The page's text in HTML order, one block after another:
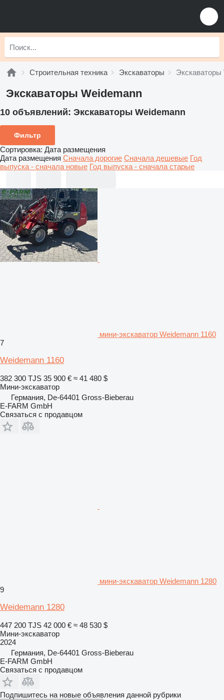
Строительная техника Экскаваторы Экскаваторы
Экскаваторы Weidemann
10 объявлений: Экскаваторы Weidemann
Фильтр
Сортировка: Дата размещения
Дата размещения Сначала дорогие Сначала дешевые Год
выпуска - сначала новые Год выпуска - сначала старые
мини-экскаватор Weidemann 1160
7
Weidemann 1160
382 300 TJS 35 900 € ≈ 41 480 $
Мини-экскаватор
Германия, De-64401 Gross-Bieberau
E-FARM GmbH
Связаться с продавцом
мини-экскаватор Weidemann 1280
9
Weidemann 1280
447 200 TJS 42 000 € ≈ 48 530 $
Мини-экскаватор
2024
Германия, De-64401 Gross-Bieberau
E-FARM GmbH
Связаться с продавцом
Подпишитесь на новые объявления данной рубрики